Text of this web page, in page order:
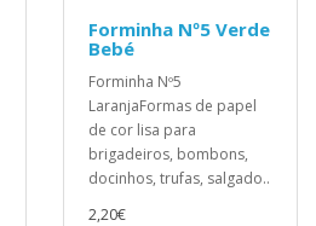
Forminha Nº5 Verde
Bebé
Forminha Nº5
LaranjaFormas de papel
de cor lisa para
brigadeiros, bombons,
docinhos, trufas, salgado..
2,20€